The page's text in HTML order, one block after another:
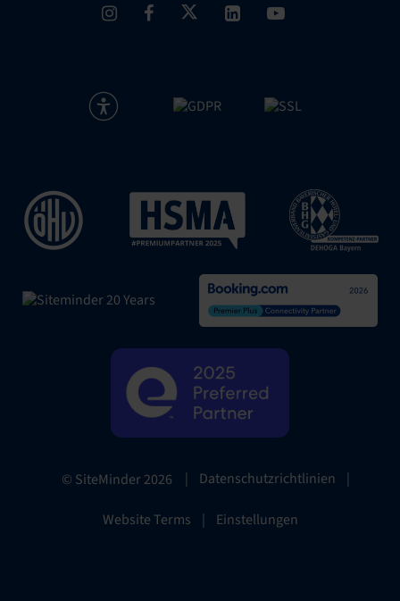
© SiteMinder2026 | Datenschutzrichtlinien |
Website Terms | Einstellungen